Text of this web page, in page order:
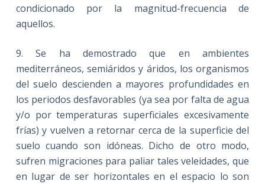
condicionado por la magnitud-frecuencia de
aquellos.
9. Se ha demostrado que en ambientes
mediterráneos, semiáridos y áridos, los organismos
del suelo descienden a mayores profundidades en
los periodos desfavorables (ya sea por falta de agua
y/o por temperaturas superficiales excesivamente
frías) y vuelven a retornar cerca de la superficie del
suelo cuando son idóneas. Dicho de otro modo,
sufren migraciones para paliar tales veleidades, que
en lugar de ser horizontales en el espacio lo son